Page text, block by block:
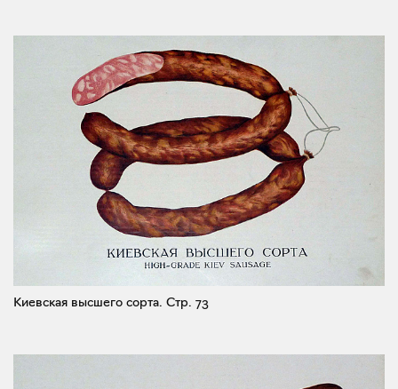
Киевская высшего сорта. Стр. 73